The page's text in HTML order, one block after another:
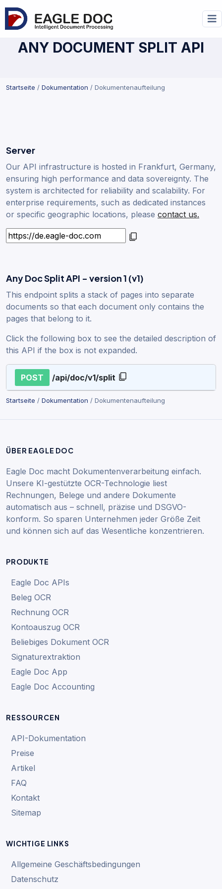
ANY DOCUMENT SPLIT API
Startseite / Dokumentation / Dokumentenaufteilung
Server
Our API infrastructure is hosted in Frankfurt, Germany,
ensuring high performance and data sovereignty. The
system is architected for reliability and scalability. For
enterprise requirements, such as dedicated instances
or specific geographic locations, please contact us.
Any Doc Split API - version 1 (v1)
This endpoint splits a stack of pages into separate
documents so that each document only contains the
pages that belong to it.
Click the following box to see the detailed description of
this API if the box is not expanded.
POST /api/doc/v1/split
Startseite / Dokumentation / Dokumentenaufteilung
ÜBER EAGLE DOC
Eagle Doc macht Dokumentenverarbeitung einfach.
Unsere KI-gestützte OCR-Technologie liest
Rechnungen, Belege und andere Dokumente
automatisch aus – schnell, präzise und DSGVO-
konform. So sparen Unternehmen jeder Größe Zeit
und können sich auf das Wesentliche konzentrieren.
PRODUKTE
Eagle Doc APIs
Beleg OCR
Rechnung OCR
Kontoauszug OCR
Beliebiges Dokument OCR
Signaturextraktion
Eagle Doc App
Eagle Doc Accounting
RESSOURCEN
API-Dokumentation
Preise
Artikel
FAQ
Kontakt
Sitemap
WICHTIGE LINKS
Allgemeine Geschäftsbedingungen
Datenschutz